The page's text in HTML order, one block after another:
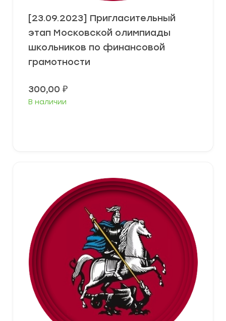
[23.09.2023] Пригласительный
этап Московской олимпиады
школьников по финансовой
грамотности
300,00 ₽
В наличии